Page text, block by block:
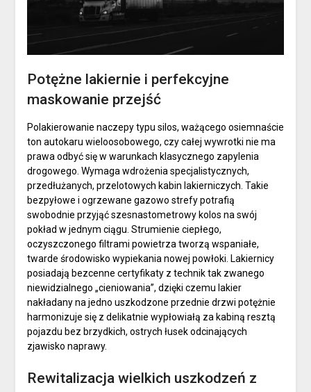
Potężne lakiernie i perfekcyjne
maskowanie przejść
Polakierowanie naczepy typu silos, ważącego osiemnaście
ton autokaru wieloosobowego, czy całej wywrotki nie ma
prawa odbyć się w warunkach klasycznego zapylenia
drogowego. Wymaga wdrożenia specjalistycznych,
przedłużanych, przelotowych kabin lakierniczych. Takie
bezpyłowe i ogrzewane gazowo strefy potrafią
swobodnie przyjąć szesnastometrowy kolos na swój
pokład w jednym ciągu. Strumienie ciepłego,
oczyszczonego filtrami powietrza tworzą wspaniałe,
twarde środowisko wypiekania nowej powłoki. Lakiernicy
posiadają bezcenne certyfikaty z technik tak zwanego
niewidzialnego „cieniowania”, dzięki czemu lakier
nakładany na jedno uszkodzone przednie drzwi potężnie
harmonizuje się z delikatnie wypłowiałą za kabiną resztą
pojazdu bez brzydkich, ostrych łusek odcinających
zjawisko naprawy.
Rewitalizacja wielkich uszkodzeń z